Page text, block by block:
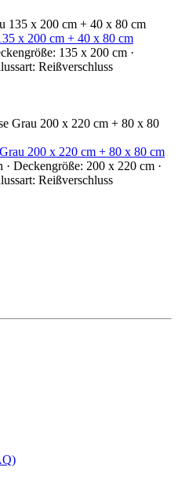
x 200 cm + 40 x 80 cm
135 x 200 cm ·
Reißverschluss
200 x 220 cm + 80 x 80 cm
Deckengröße: 200 x 220 cm ·
Reißverschluss